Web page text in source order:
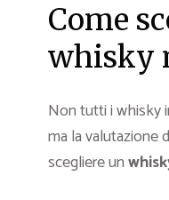
Come
whisky
Non tutti i whisky
ma la valutazione
scegliere un